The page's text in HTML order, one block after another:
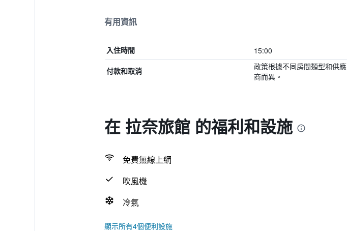
有用資訊
入住時間 15:00
付款和取消
政策根據不同房間類型和供應
商而異。
在 拉奈旅館 的福利和設施
免費無線上網
吹風機
冷氣
顯示所有4個便利設施